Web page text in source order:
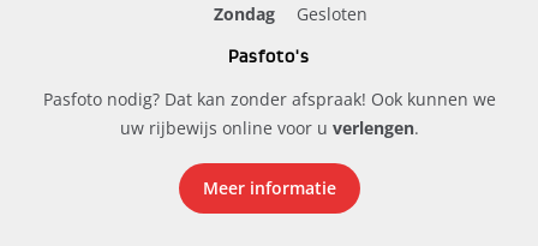
Zondag
Gesloten
Pasfoto's
Pasfoto nodig? Dat kan zonder afspraak! Ook kunnen we
uw rijbewijs online voor u verlengen.
Meer informatie